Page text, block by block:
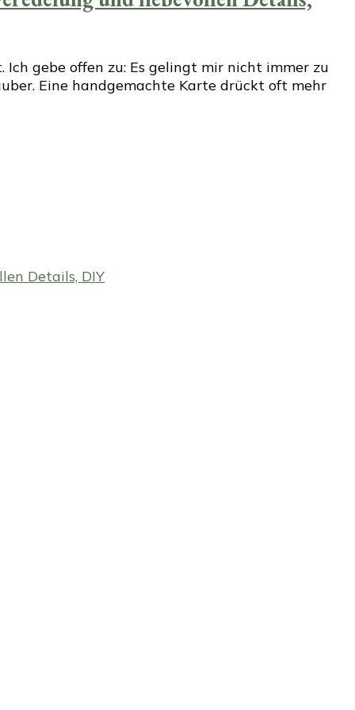
Ich gebe offen zu: Es gelingt mir nicht immer zu
Eine handgemachte Karte drückt oft mehr
Details, DIY